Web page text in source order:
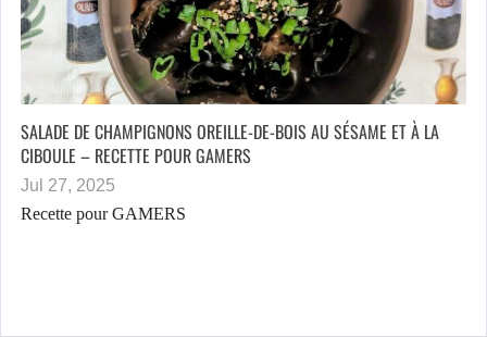
SALADE DE CHAMPIGNONS OREILLE-DE-BOIS AU SÉSAME ET À LA
CIBOULE – RECETTE POUR GAMERS
Jul 27, 2025
Recette pour GAMERS